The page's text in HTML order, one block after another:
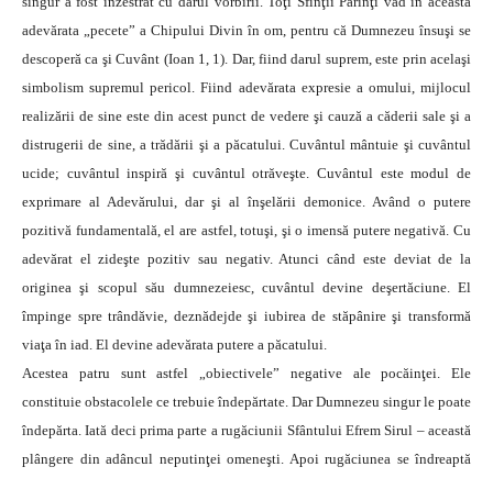
adevărata „pecete” a Chipului Divin în om, pentru că Dumnezeu însuşi se
descoperă ca şi Cuvânt (Ioan 1, 1). Dar, fiind darul suprem, este prin acelaşi
simbolism supremul pericol. Fiind adevărata expresie a omului, mijlocul
realizării de sine este din acest punct de vedere şi cauză a căderii sale şi a
distrugerii de sine, a trădării şi a păcatului. Cuvântul mântuie şi cuvântul
ucide; cuvântul inspiră şi cuvântul otrăveşte. Cuvântul este modul de
exprimare al Adevărului, dar şi al înşelării demonice. Având o putere
pozitivă fundamentală, el are astfel, totuşi, şi o imensă putere negativă. Cu
adevărat el zideşte pozitiv sau negativ. Atunci când este deviat de la
originea şi scopul său dumnezeiesc, cuvântul devine deşertăciune. El
împinge spre trândăvie, deznădejde şi iubirea de stăpânire şi transformă
viaţa în iad. El devine adevărata putere a păcatului.
Acestea patru sunt astfel „obiectivele” negative ale pocăinţei. Ele
constituie obstacolele ce trebuie îndepărtate. Dar Dumnezeu singur le poate
îndepărta. Iată deci prima parte a rugăciunii Sfântului Efrem Sirul – această
plângere din adâncul neputinţei omeneşti. Apoi rugăciunea se îndreaptă